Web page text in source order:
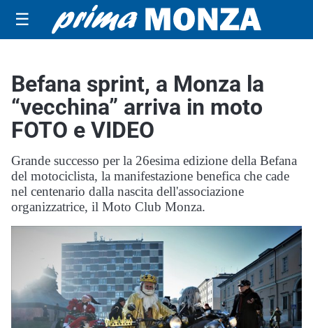
☰
Befana sprint, a Monza la
“vecchina” arriva in moto
FOTO e VIDEO
Grande successo per la 26esima edizione della Befana
del motociclista, la manifestazione benefica che cade
nel centenario dalla nascita dell'associazione
organizzatrice, il Moto Club Monza.